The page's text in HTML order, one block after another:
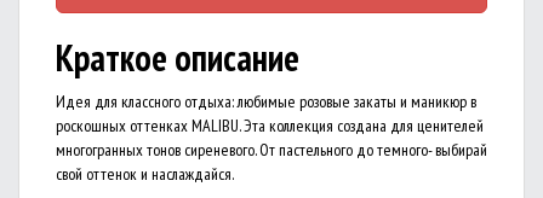
Краткое описание
Идея для классного отдыха: любимые розовые закаты и маникюр в
роскошных оттенках MALIBU. Эта коллекция создана для ценителей
многогранных тонов сиреневого. От пастельного до темного- выбирай
свой оттенок и наслаждайся.